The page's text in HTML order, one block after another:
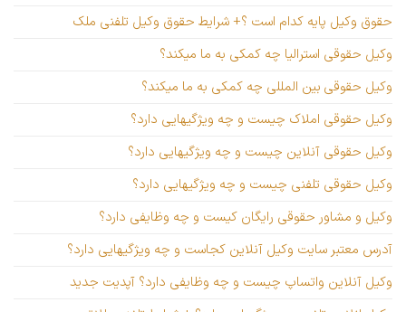
حقوق وکیل پایه کدام است ؟+ شرایط حقوق وکیل تلفنی ملک
وکیل حقوقی استرالیا چه کمکی به ما میکند؟
وکیل حقوقی بین المللی چه کمکی به ما میکند؟
وکیل حقوقی املاک چیست و چه ویژگیهایی دارد؟
وکیل حقوقی آنلاین چیست و چه ویژگیهایی دارد؟
وکیل حقوقی تلفنی چیست و چه ویژگیهایی دارد؟
وکیل و مشاور حقوقی رایگان کیست و چه وظایفی دارد؟
آدرس معتبر سایت وکیل آنلاین کجاست و چه ویژگیهایی دارد؟
وکیل آنلاین واتساپ چیست و چه وظایفی دارد؟ آپدیت جدید